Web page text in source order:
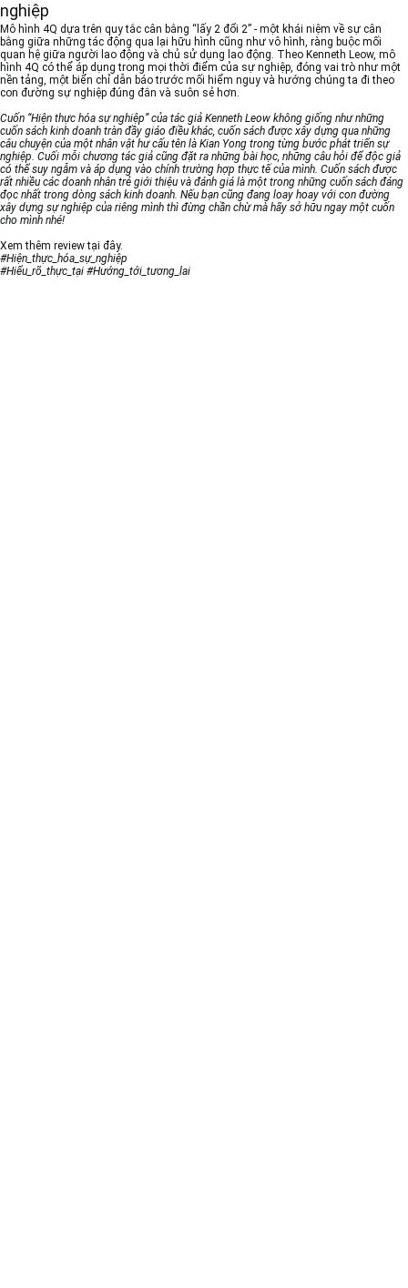
nghiệp
Mô hình 4Q dựa trên quy tắc cân bằng “lấy 2 đổi 2” - một khái niệm về sự cân
bằng giữa những tác động qua lại hữu hình cũng như vô hình, ràng buộc mối
quan hệ giữa người lao động và chủ sử dụng lao động. Theo Kenneth Leow, mô
hình 4Q có thể áp dụng trong mọi thời điểm của sự nghiệp, đóng vai trò như một
nền tảng, một biển chỉ dẫn báo trước mối hiểm nguy và hướng chúng ta đi theo
con đường sự nghiệp đúng đắn và suôn sẻ hơn.
Cuốn “Hiện thực hóa sự nghiệp” của tác giả Kenneth Leow không giống như những
cuốn sách kinh doanh tràn đầy giáo điều khác, cuốn sách được xây dựng qua những
câu chuyện của một nhân vật hư cấu tên là Kian Yong trong từng bước phát triển sự
nghiệp. Cuối mỗi chương tác giả cũng đặt ra những bài học, những câu hỏi để độc giả
có thể suy ngẫm và áp dụng vào chính trường hợp thực tế của mình. Cuốn sách được
rất nhiều các doanh nhân trẻ giới thiệu và đánh giá là một trong những cuốn sách đáng
đọc nhất trong dòng sách kinh doanh. Nếu bạn cũng đang loay hoay với con đường
xây dựng sự nghiệp của riêng mình thì đừng chần chừ mà hãy sở hữu ngay một cuốn
cho mình nhé!
Xem thêm review tại đây.
#Hiện_thực_hóa_sự_nghiệp
#Hiểu_rõ_thực_tại #Hướng_tới_tương_lai